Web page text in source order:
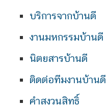
บริการจากบ้านดี
งานมหกรรมบ้านดี
นิตยสารบ้านดี
ติดต่อทีมงานบ้านดี
คำสงวนสิทธิ์